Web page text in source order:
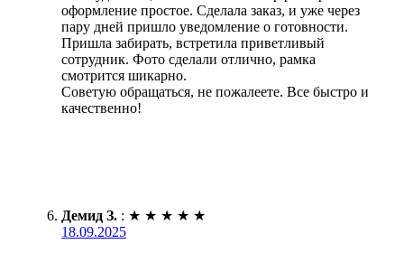
оформление простое. Сделала заказ, и уже через
пару дней пришло уведомление о готовности.
Пришла забирать, встретила приветливый
сотрудник. Фото сделали отлично, рамка
смотрится шикарно.
Советую обращаться, не пожалеете. Все быстро и
качественно!
Демид З. : ★ ★ ★ ★ ★
18.09.2025